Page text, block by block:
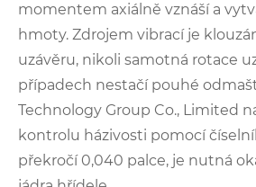
momentem axiálně vznáší a
hmoty. Zdrojem vibrací je
uzávěru, nikoli samotná rotace
případech nestačí pouhé
Technology Group Co., Limited
kontrolu házivosti pomocí
překročí 0,040 palce, je nutná